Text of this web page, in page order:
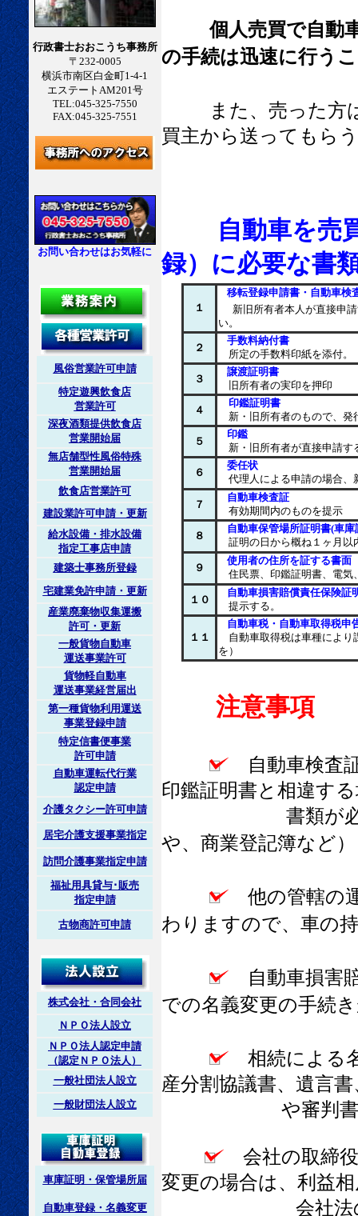
行政書士おおこうち事務所
〒232-0005
横浜市南区白金町1-4-1
エステートAM201号
TEL:045-325-7550
FAX:045-325-7551
お問い合わせはお気軽に
風俗営業許可申請
特定遊興飲食店
営業許可
深夜酒類提供飲食店
営業開始届
無店舗型性風俗特殊
営業開始届
飲食店営業許可
建設業許可申請・更新
給水設備・排水設備
指定工事店申請
建築士事務所登録
宅建業免許申請・更新
産業廃棄物収集運搬
許可・更新
一般貨物自動車
運送事業許可
貨物軽自動車
運送事業経営届出
第一種貨物利用運送
事業登録申請
特定信書便事業
許可申請
自動車運転代行業
認定申請
介護タクシー許可申請
居宅介護支援事業指定
訪問介護事業指定申請
福祉用具貸与･販売
指定申請
古物商許可申請
株式会社・合同会社
ＮＰＯ法人設立
ＮＰＯ法人認定申請
（認定ＮＰＯ法人）
一般社団法人設立
一般財団法人設立
車庫証明・保管場所届
自動車登録・名義変更
個人売買で自動
の手続は迅速に行う
また、売った方
買主から送ってもら
自動車を売買
録）に必要な書
１
移転登録申請書・自動車検
新旧所有者本人が直接申
い。
２
手数料納付書
所定の手数料印紙を添付
３
譲渡証明書
旧所有者の実印を押印
４
印鑑証明書
新・旧所有者のもので、発
５
印鑑
新・旧所有者が直接申請
６
委任状
代理人による申請の場合、
７
自動車検査証
有効期間内のものを提示
８
自動車保管場所証明書(車庫
証明の日から概ね１ヶ月以
９
使用者の住所を証する書面
住民票、印鑑証明書、電気
１０
自動車損害賠償責任保険証
提示する。
１１
自動車税・自動車取得税申
自動車取得税は車種によ
を）
注意事項
自動車検査証
印鑑証明書と相違す
書類が必要とな
や、商業登記簿など）
他の管轄の運
わりますので、車の
自動車損害賠
での名義変更の手続
相続による名
産分割協議書、遺言
や審判書など
会社の取締役
変更の場合は、利益
会社法の規定に